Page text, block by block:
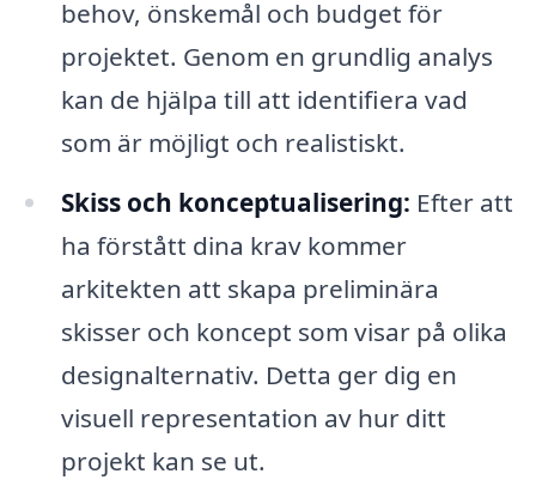
behov, önskemål och budget för
projektet. Genom en grundlig analys
kan de hjälpa till att identifiera vad
som är möjligt och realistiskt.
Skiss och konceptualisering: Efter att
ha förstått dina krav kommer
arkitekten att skapa preliminära
skisser och koncept som visar på olika
designalternativ. Detta ger dig en
visuell representation av hur ditt
projekt kan se ut.